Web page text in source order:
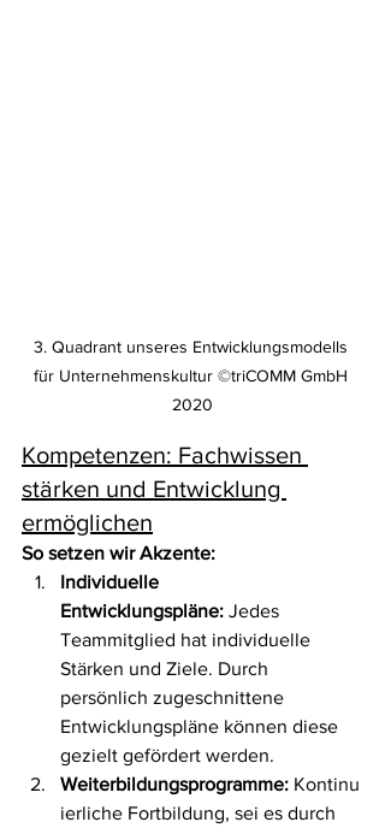
3. Quadrant unseres Entwicklungsmodells
für Unternehmenskultur ©triCOMM GmbH
2020
Kompetenzen: Fachwissen
stärken und Entwicklung
ermöglichen
So setzen wir Akzente:
Individuelle
Entwicklungspläne: Jedes
Teammitglied hat individuelle
Stärken und Ziele. Durch
persönlich zugeschnittene
Entwicklungspläne können diese
gezielt gefördert werden.
Weiterbildungsprogramme: Kontinu
ierliche Fortbildung, sei es durch